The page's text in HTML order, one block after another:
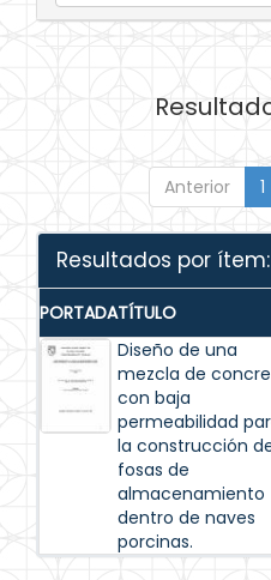
Anterior 1
Resultados por ítem:
PORTADATÍTULO
Diseño de una
mezcla de
con baja
permeabilidad
la construcción
fosas de
almacenamiento
dentro de naves
porcinas.